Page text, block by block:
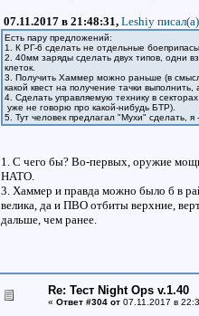
07.11.2017 в 21:48:31, Leshiy писал(a)
Есть пару предложений:
1. К РГ-6 сделать не отдельные
2. 40мм заряды сделать двух типов, одни
клеток.
3. Получить Хаммер можно раньше (в
какой квест на получение тачки
4. Сделать управляемую технику в
уже не говорю про какой-нибудь БТР).
5. Тут человек предлагал "Мухи" сделать,
1. С чего бы? Во-первых, оружие
НАТО.
3. Хаммер и правда можно было б в
велика, да и ПВО отбиты верхние,
дальше, чем ранее.
Re: Тест Night Ops v.1.40
« Ответ #304 от07.11.2017 в